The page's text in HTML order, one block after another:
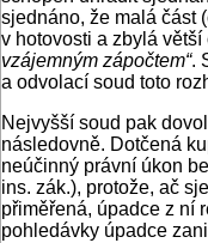
sjednáno, že malá část
v hotovosti a zbylá větší
vzájemným zápočtem“.
a odvolací soud toto
Nejvyšší soud pak
následovně. Dotčená
neúčinný právní úkon
ins. zák.), protože, ač
přiměřená, úpadce z ní
pohledávky úpadce